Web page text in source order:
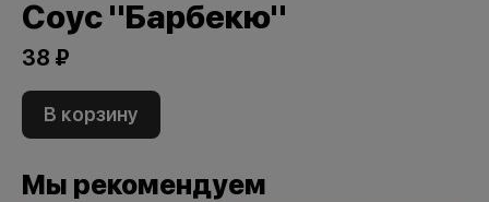
Соус "Барбекю"
38 ₽
В корзину
Мы рекомендуем